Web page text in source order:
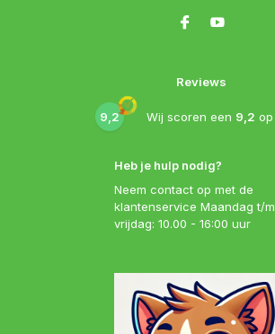
Heb je hulp nodig?
Neem contact op met de
klantenservice Maandag t/m
vrijdag: 10.00 - 16:00 uur
Reviews
9,2 Wij scoren een 9,2 op